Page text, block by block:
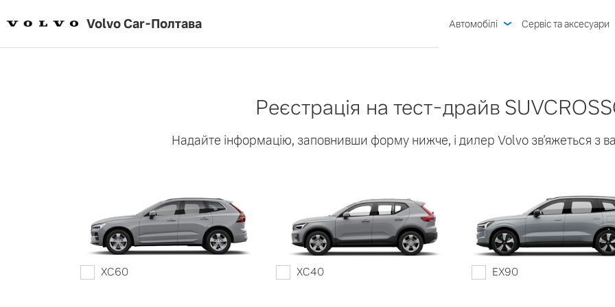
Volvo Car-Полтава Автомобілі
XC90
Ознайомитись
XC60
Ознайомитись Тест-драйв
XC40
Сервіс та аксесуари
Запис на сервіс
Реєстрація на тест-драйв
Надайте інформацію, заповнивши форму нижче, і дилер Volvo зв'яжеться з
XC60 XC40 EX90